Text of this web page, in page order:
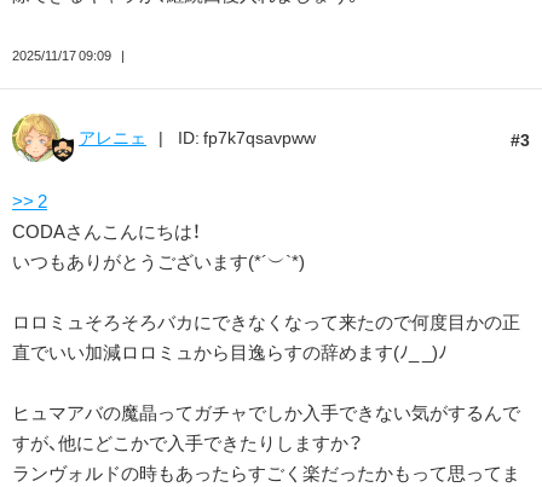
2025/11/17 09:09
3
アレニェ ID: fp7k7qsavpww
>> 2
CODAさんこんにちは！
いつもありがとうございます(*´︶`*)
ロロミュそろそろバカにできなくなって来たので何度目かの正
直でいい加減ロロミュから目逸らすの辞めます(ﾉ_ _)ﾉ
ヒュマアバの魔晶ってガチャでしか入手できない気がするんで
すが、他にどこかで入手できたりしますか？
ランヴォルドの時もあったらすごく楽だったかもって思ってま